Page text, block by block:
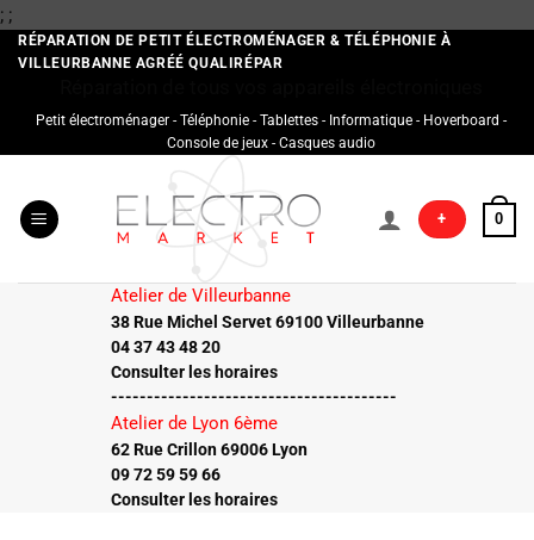
; ;Passer
au
contenu
RÉPARATION DE PETIT ÉLECTROMÉNAGER & TÉLÉPHONIE À
VILLEURBANNE AGRÉÉ QUALIRÉPAR
Petit électroménager - Téléphonie - Tablettes - Informatique - Hoverboard -
Console de jeux - Casques audio
+ 0
Atelier de Villeurbanne
38 Rue Michel Servet 69100 Villeurbanne
04 37 43 48 20
Consulter les horaires
----------------------------------------
Atelier de Lyon 6ème
62 Rue Crillon 69006 Lyon
09 72 59 59 66
Consulter les horaires